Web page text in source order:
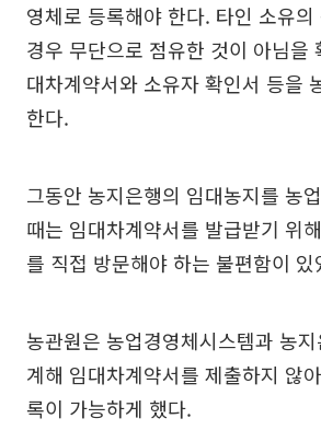
영체로 등록해야 한다. 타인 소유
경우 무단으로 점유한 것이 아님을
대차계약서와 소유자 확인서 등을
한다.
그동안 농지은행의 임대농지를 농
때는 임대차계약서를 발급받기 위
를 직접 방문해야 하는 불편함이 있
농관원은 농업경영체시스템과 농
계해 임대차계약서를 제출하지 않
록이 가능하게 했다.